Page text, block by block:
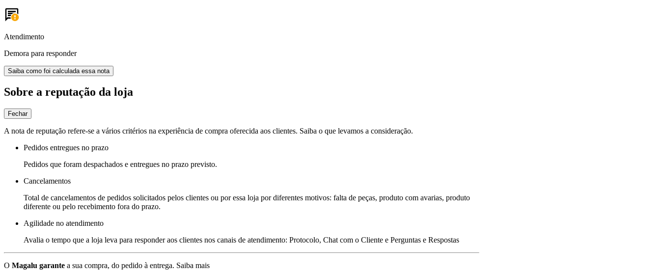
Atendimento
Demora para responder
Saiba como foi calculada essa nota
Sobre a reputação da loja
Fechar
A nota de reputação refere-se a vários critérios na experiência de compra oferecida aos clientes. Saiba o que levamos a consideração.
Pedidos entregues no prazo
Pedidos que foram despachados e entregues no prazo previsto.
Cancelamentos
Total de cancelamentos de pedidos solicitados pelos clientes ou por essa loja por diferentes motivos: falta de peças, produto com avarias, produto
diferente ou pelo recebimento fora do prazo.
Agilidade no atendimento
Avalia o tempo que a loja leva para responder aos clientes nos canais de atendimento: Protocolo, Chat com o Cliente e Perguntas e Respostas
O Magalu garante a sua compra, do pedido à entrega. Saiba mais